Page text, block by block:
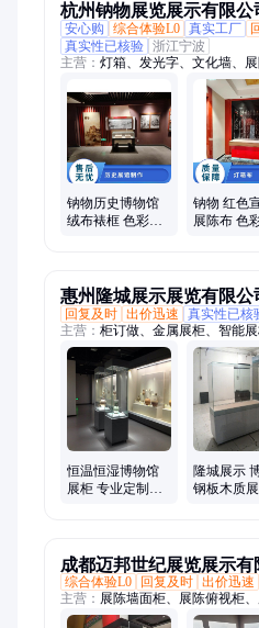
杭州钠物展览展示有限公
安心购
综合体验L0 真实工厂
真实性已核验 浙江宁波
主营： 灯箱、发光字、文化墙、
真、展厅图文制作、宣绒布、展
标牌、展会搭建服务、写真KT板
宣传标语、广告制作、门头招牌
钠物历史博物馆
绒布裱框 色彩逼
钠物 红色
展陈布 色
惠州隆城展示展览有限公
回复及时 出价迅速 真实性已核
主营： 柜订做、金属展柜、智能
定做、展柜定制、玻璃展柜、独
平柜定做、平柜定制、沿墙通柜
柜、展馆展柜、隆城展示、沿墙
柜定制、瓷器展柜、展柜安装
恒温恒湿博物馆
展柜 专业定制展
隆城展示
钢板木质
成都迈邦世纪展览展示有
综合体验L0
回复及时 出价迅速
主营： 展陈墙面柜、展陈俯视柜
柜、独立高柜